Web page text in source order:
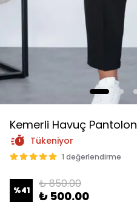
Kemerli Havuç Pantolon
Tükeniyor
1 değerlendirme
%41 ₺ 850.00
₺ 500.00